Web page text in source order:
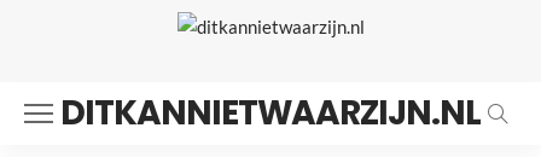
DITKANNIETWAARZIJN.NL